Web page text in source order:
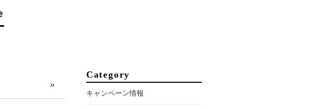
Category
キャンペーン情報